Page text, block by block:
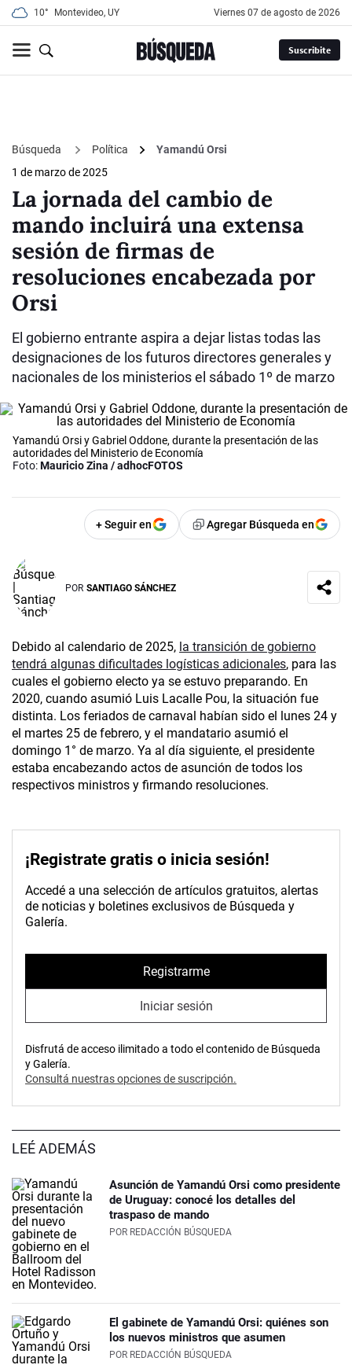
10° Montevideo, UY viernes 07 de agosto de 2026
Suscribite
Búsqueda Política
Yamandú Orsi
1 de marzo de 2025
La jornada del cambio de
mando incluirá una extensa
sesión de firmas de
resoluciones encabezada por
Orsi
El gobierno entrante aspira a dejar listas todas las
designaciones de los futuros directores generales y
nacionales de los ministerios el sábado 1º de marzo
Yamandú Orsi y Gabriel Oddone, durante la presentación de las
autoridades del Ministerio de Economía
Foto:Mauricio Zina / adhocFOTOS
+ Seguir en Agregar Búsqueda en
POR SANTIAGO SÁNCHEZ
Debido al calendario de 2025, la transición de gobierno
tendrá algunas dificultades logísticas adicionales, para las
cuales el gobierno electo ya se estuvo preparando. En
2020, cuando asumió Luis Lacalle Pou, la situación fue
distinta. Los feriados de carnaval habían sido el lunes 24 y
el martes 25 de febrero, y el mandatario asumió el
domingo 1° de marzo. Ya al día siguiente, el presidente
estaba encabezando actos de asunción de todos los
respectivos ministros y firmando resoluciones.
¡Registrate gratis o inicia sesión!
Accedé a una selección de artículos gratuitos, alertas
de noticias y boletines exclusivos de Búsqueda y
Galería.
Registrarme
Iniciar sesión
Disfrutá de acceso ilimitado a todo el contenido de Búsqueda
y Galería.
Consultá nuestras opciones de suscripción.
LEÉ ADEMÁS
Asunción de Yamandú Orsi como presidente
de Uruguay: conocé los detalles del
traspaso de mando
POR REDACCIÓN BÚSQUEDA
El gabinete de Yamandú Orsi: quiénes son
los nuevos ministros que asumen
POR REDACCIÓN BÚSQUEDA